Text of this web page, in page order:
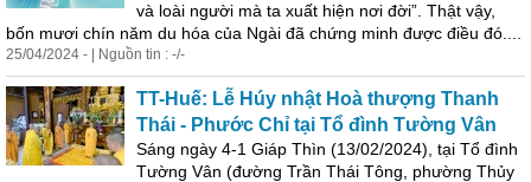
và loài người mà ta xuất hiện nơi đời”. Thật vậy,
bốn mươi chín năm du hóa của Ngài đã chứng minh được điều đó....
25/04/2024 - | Nguồn tin : -/-
TT-Huế: Lễ Húy nhật Hoà thượng Thanh
Thái - Phước Chỉ tại Tổ đình Tường Vân
Sáng ngày 4-1 Giáp Thìn (13/02/2024), tại Tổ đình
Tường Vân (đường Trần Thái Tông, phường Thủy